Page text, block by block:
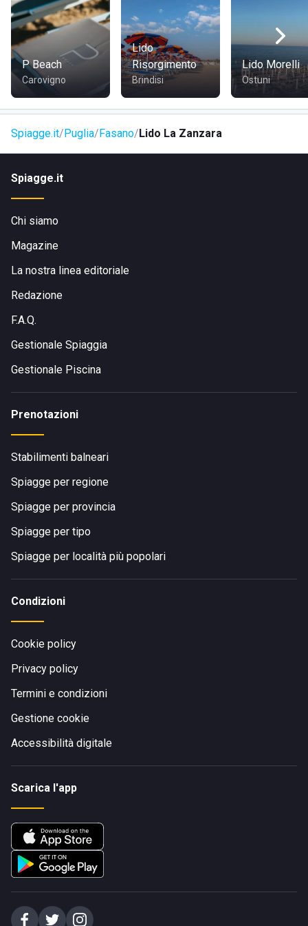
nulla eppure ci sarebbe ancora un desiderio da soddisfare:
rimanere per sempre in questo angolo di Paradiso per una
vacanza infinita.
P Beach
Carovigno
Lido
Risorgimento
Brindisi
Lido Morelli
Ostuni
Spiagge.it Puglia Fasano Lido La Zanzara
Spiagge.it
Chi siamo
Magazine
La nostra linea editoriale
Redazione
F.A.Q.
Gestionale Spiaggia
Gestionale Piscina
Prenotazioni
Stabilimenti balneari
Spiagge per regione
Spiagge per provincia
Spiagge per tipo
Spiagge per località più popolari
Condizioni
Cookie policy
Privacy policy
Termini e condizioni
Gestione cookie
Accessibilità digitale
Scarica l'app